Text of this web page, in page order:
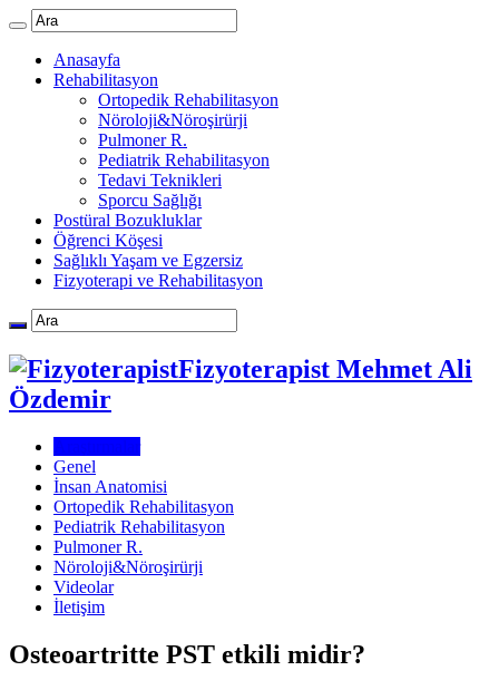
Anasayfa
Rehabilitasyon
Ortopedik Rehabilitasyon
Nöroloji&Nöroşirürji
Pulmoner R.
Pediatrik Rehabilitasyon
Tedavi Teknikleri
Sporcu Sağlığı
Postüral Bozukluklar
Öğrenci Köşesi
Sağlıklı Yaşam ve Egzersiz
Fizyoterapi ve Rehabilitasyon
Fizyoterapist Mehmet Ali
Özdemir
Genel
İnsan Anatomisi
Ortopedik Rehabilitasyon
Pediatrik Rehabilitasyon
Pulmoner R.
Nöroloji&Nöroşirürji
Videolar
İletişim
Osteoartritte PST etkili midir?